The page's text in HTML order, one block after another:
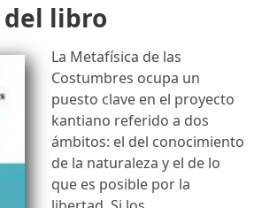
del libro
La Metafísica de las
Costumbres ocupa un
puesto clave en el proyecto
kantiano referido a dos
ámbitos: el del conocimiento
de la naturaleza y el de lo
que es posible por la